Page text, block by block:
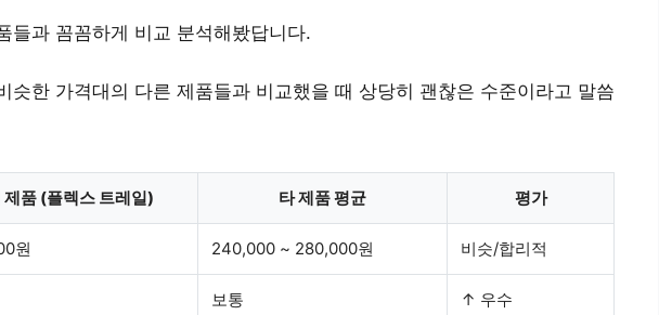
들과 꼼꼼하게 비교 분석해봤답니다.
슷한 가격대의 다른 제품들과 비교했을 때 상당히 괜찮은 수준이라고 말씀
제품 (플렉스 트레일) 타 제품 평균 평가
원 240,000 ~ 280,000원 비슷/합리적
보통 ↑ 우수